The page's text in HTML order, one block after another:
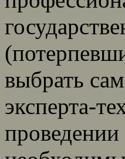
выбрать
эксперта-
проведении